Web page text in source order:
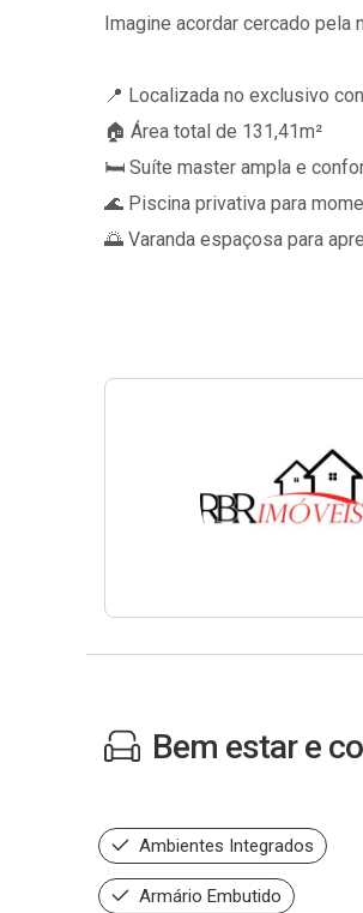
Imagine acordar cercado pela
📍 Localizada no exclusivo
🏠 Área total de 131,41m²
🛏️ Suíte master ampla e
🌊 Piscina privativa para
🌅 Varanda espaçosa para
Bem estar e
Ambientes Integrados
Armário Embutido